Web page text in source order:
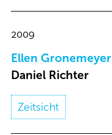
2009
Ellen Gronemeyer​
Daniel Richter​
Zeitsicht